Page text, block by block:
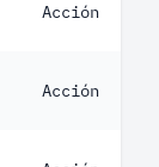
Acción
Acción